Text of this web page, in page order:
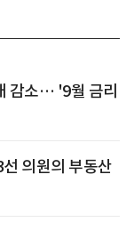
감소… '9월 금리
의원의 부동산